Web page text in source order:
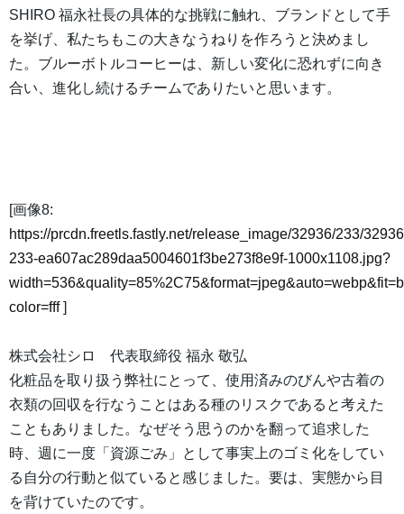
SHIRO 福永社長の具体的な挑戦に触れ、ブランドとして手
を挙げ、私たちもこの大きなうねりを作ろうと決めまし
た。ブルーボトルコーヒーは、新しい変化に恐れずに向き
合い、進化し続けるチームでありたいと思います。
[画像8:
https://prcdn.freetls.fastly.net/release_image/32936/233/
233-ea607ac289daa5004601f3be273f8e9f-1000x1108.jpg?
color=fff]
株式会社シロ 代表取締役 福永 敬弘
化粧品を取り扱う弊社にとって、使用済みのびんや古着の
衣類の回収を行なうことはある種のリスクであると考えた
こともありました。なぜそう思うのかを翻って追求した
時、週に一度「資源ごみ」として事実上のゴミ化をしてい
る自分の行動と似ていると感じました。要は、実態から目
を背けていたのです。